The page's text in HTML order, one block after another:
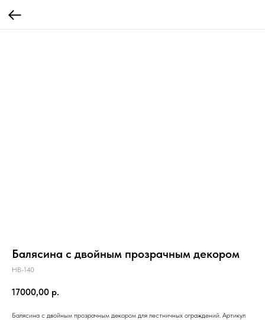
Балясина с двойным прозрачным декором
HB-140
17000,00 р.
Балясина с двойным прозрачным декором для лестничных ограждений. Артикул